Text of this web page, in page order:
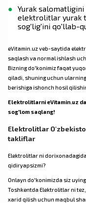
Yurak
elektrolitlar yurak
sog'lig'ini qo'llab-
eVitamin.uz veb-saytida
saqlash va normal ishlash
Bizning do'konimiz faqat
qiladi, shuning uchun
berishiga ishonch hosil
Elektrolitlarni eVitamin.uz
sog'lom saqlang!
Elektrolitlar
takliflar
Elektrolitlar ni
qidiryapsizmi?
Onlayn do'konimizda siz
Toshkentda Elektrolitlar ni
xarid qilish uchun maqbul